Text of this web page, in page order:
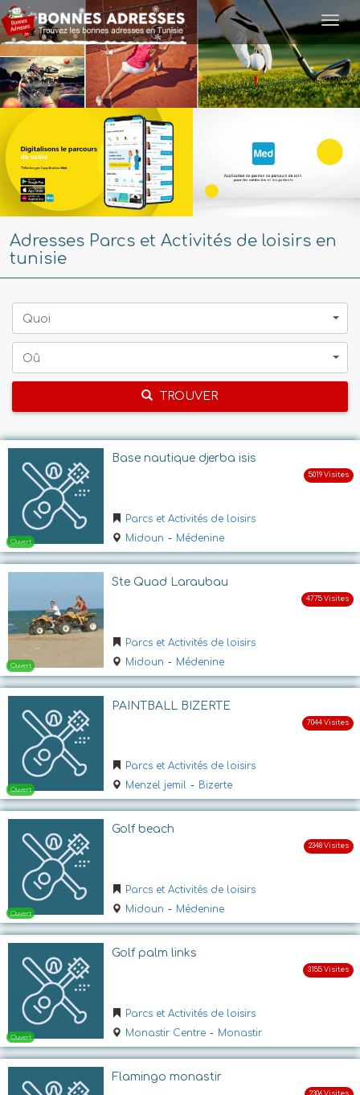
Adresses Parcs et Activités de loisirs en
tunisie
Quoi
Oû
TROUVER
Ouvert
Base nautique djerba isis
Parcs et Activités de loisirs
Midoun - Médenine
Ste Quad Laraubau
Parcs et Activités de loisirs
Midoun - Médenine
PAINTBALL BIZERTE
Parcs et Activités de loisirs
Menzel jemil - Bizerte
Golf beach
Parcs et Activités de loisirs
Midoun - Médenine
Golf palm links
Parcs et Activités de loisirs
Monastir Centre - Monastir
Flamingo monastir